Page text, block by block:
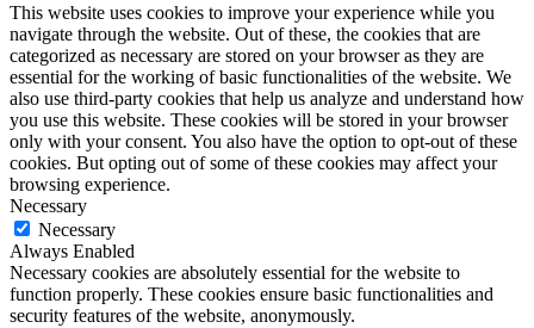
This website uses cookies to improve your experience while you
navigate through the website. Out of these, the cookies that are
categorized as necessary are stored on your browser as they are
essential for the working of basic functionalities of the website. We
also use third-party cookies that help us analyze and understand how
you use this website. These cookies will be stored in your browser
only with your consent. You also have the option to opt-out of these
cookies. But opting out of some of these cookies may affect your
browsing experience.
Necessary
Necessary
Always Enabled
Necessary cookies are absolutely essential for the website to
function properly. These cookies ensure basic functionalities and
security features of the website, anonymously.